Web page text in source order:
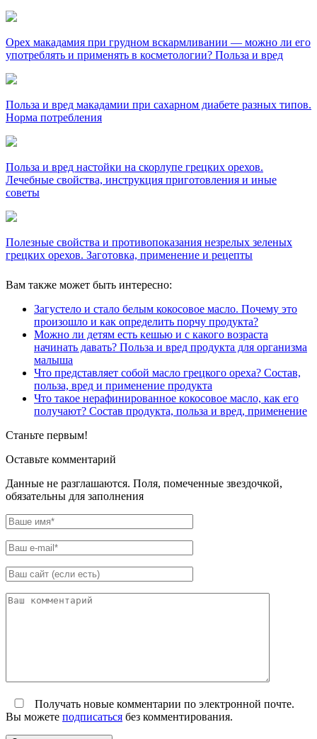
Орех макадамия при грудном вскармливании — можно ли его
употреблять и применять в косметологии? Польза и вред
Польза и вред макадамии при сахарном диабете разных типов.
Норма потребления
Польза и вред настойки на скорлупе грецких орехов.
Лечебные свойства, инструкция приготовления и иные
советы
Полезные свойства и противопоказания незрелых зеленых
грецких орехов. Заготовка, применение и рецепты
Вам также может быть интересно:
Загустело и стало белым кокосовое масло. Почему это
произошло и как определить порчу продукта?
Можно ли детям есть кешью и с какого возраста
начинать давать? Польза и вред продукта для организма
малыша
Что представляет собой масло грецкого ореха? Состав,
польза, вред и применение продукта
Что такое нерафинированное кокосовое масло, как его
получают? Состав продукта, польза и вред, применение
Станьте первым!
Оставьте комментарий
Данные не разглашаются. Поля, помеченные звездочкой,
обязательны для заполнения
Получать новые комментарии по электронной почте.
Вы можете подписаться без комментирования.